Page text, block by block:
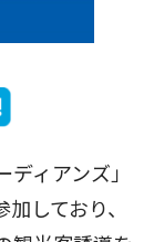
ィアンズ」
しており、